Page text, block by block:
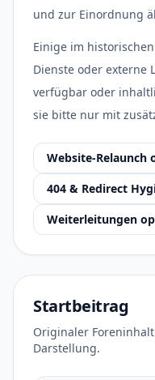
und zur Einordnung
Einige im
Dienste oder externe
verfügbar oder
sie bitte nur mit
Website-Relaunch
404 & Redirect
Weiterleitungen
Startbeitrag
Originaler
Darstellung.